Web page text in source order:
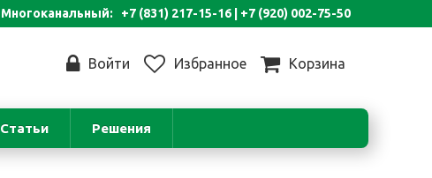
Многоканальный: +7 (831) 217-15-16 | +7 (920) 002-75-50
Войти Избранное Корзина
Статьи Решения